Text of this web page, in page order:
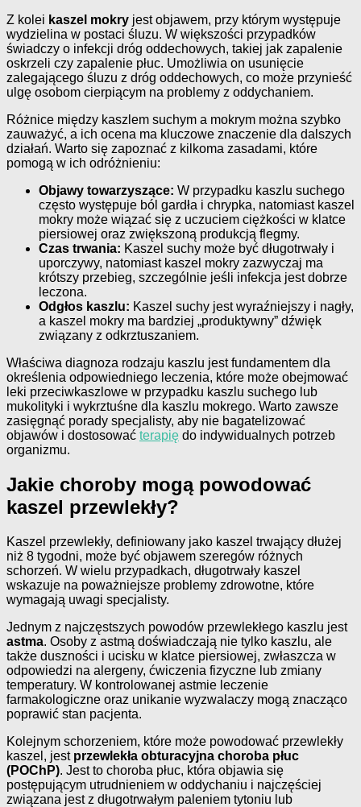
Z kolei kaszel mokry jest objawem, przy którym występuje
wydzielina w postaci śluzu. W większości przypadków
świadczy o infekcji dróg oddechowych, takiej jak zapalenie
oskrzeli czy zapalenie płuc. Umożliwia on usunięcie
zalegającego śluzu z dróg oddechowych, co może przynieść
ulgę osobom cierpiącym na problemy z oddychaniem.
Różnice między kaszlem suchym a mokrym można szybko
zauważyć, a ich ocena ma kluczowe znaczenie dla dalszych
działań. Warto się zapoznać z kilkoma zasadami, które
pomogą w ich odróżnieniu:
Objawy towarzyszące: W przypadku kaszlu suchego
często występuje ból gardła i chrypka, natomiast kaszel
mokry może wiązać się z uczuciem ciężkości w klatce
piersiowej oraz zwiększoną produkcją flegmy.
Czas trwania: Kaszel suchy może być długotrwały i
uporczywy, natomiast kaszel mokry zazwyczaj ma
krótszy przebieg, szczególnie jeśli infekcja jest dobrze
leczona.
Odgłos kaszlu: Kaszel suchy jest wyraźniejszy i nagły,
a kaszel mokry ma bardziej „produktywny” dźwięk
związany z odkrztuszaniem.
Właściwa diagnoza rodzaju kaszlu jest fundamentem dla
określenia odpowiedniego leczenia, które może obejmować
leki przeciwkaszlowe w przypadku kaszlu suchego lub
mukolityki i wykrztuśne dla kaszlu mokrego. Warto zawsze
zasięgnąć porady specjalisty, aby nie bagatelizować
objawów i dostosować terapię do indywidualnych potrzeb
organizmu.
Jakie choroby mogą powodować
kaszel przewlekły?
Kaszel przewlekły, definiowany jako kaszel trwający dłużej
niż 8 tygodni, może być objawem szeregów różnych
schorzeń. W wielu przypadkach, długotrwały kaszel
wskazuje na poważniejsze problemy zdrowotne, które
wymagają uwagi specjalisty.
Jednym z najczęstszych powodów przewlekłego kaszlu jest
astma. Osoby z astmą doświadczają nie tylko kaszlu, ale
także duszności i ucisku w klatce piersiowej, zwłaszcza w
odpowiedzi na alergeny, ćwiczenia fizyczne lub zmiany
temperatury. W kontrolowanej astmie leczenie
farmakologiczne oraz unikanie wyzwalaczy mogą znacząco
poprawić stan pacjenta.
Kolejnym schorzeniem, które może powodować przewlekły
kaszel, jest przewlekła obturacyjna choroba płuc
(POChP). Jest to choroba płuc, która objawia się
postępującym utrudnieniem w oddychaniu i najczęściej
związana jest z długotrwałym paleniem tytoniu lub